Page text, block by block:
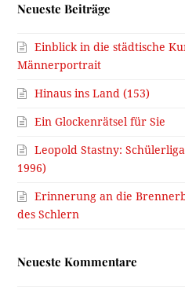
Neueste Beiträge
Einblick in die städtische
Männerportrait
Hinaus ins Land (153)
Ein Glockenrätsel für Sie
Leopold Stastny:
1996)
Erinnerung an die
des Schlern
Neueste Kommentare